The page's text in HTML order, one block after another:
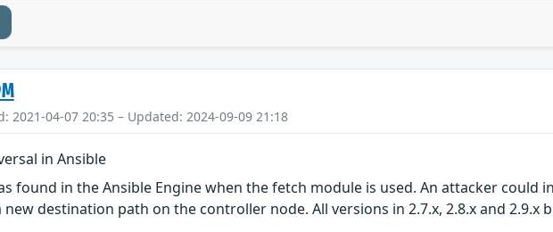
2021-04-07 20:35 – Updated: 2024-09-09 21:18
in Ansible
found in the Ansible Engine when the fetch module is used. An attacker could
new destination path on the controller node. All versions in 2.7.x, 2.8.x and 2.9.x